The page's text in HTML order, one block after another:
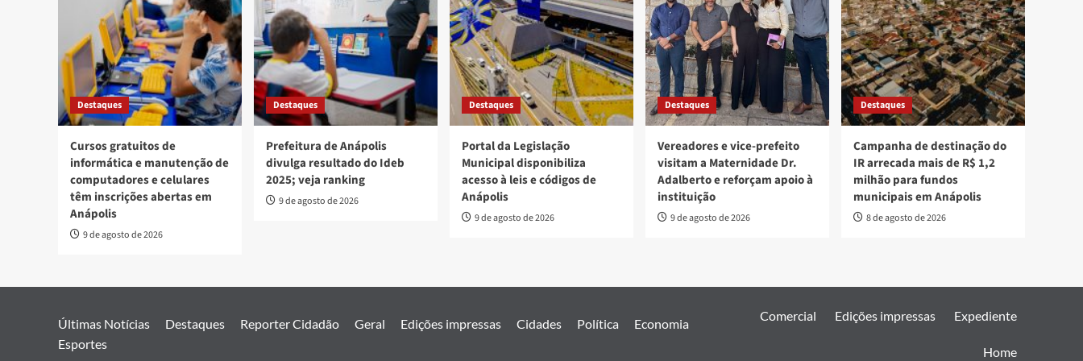
Destaques
Cursos gratuitos de
informática e manutenção de
computadores e celulares
têm inscrições abertas em
Anápolis
9 de agosto de 2026
Destaques
Prefeitura de Anápolis
divulga resultado do Ideb
2025; veja ranking
9 de agosto de 2026
Destaques
Portal da Legislação
Municipal disponibiliza
acesso à leis e códigos de
Anápolis
9 de agosto de 2026
Destaques
Vereadores e vice-prefeito
visitam a Maternidade Dr.
Adalberto e reforçam apoio à
instituição
9 de agosto de 2026
Destaques
Campanha de destinação do
IR arrecada mais de R$ 1,2
milhão para fundos
municipais em Anápolis
8 de agosto de 2026
Últimas Notícias Destaques Reporter Cidadão Geral Edições impressas Cidades Política
Economia
Esportes
Comercial Edições impressas Expediente
Home